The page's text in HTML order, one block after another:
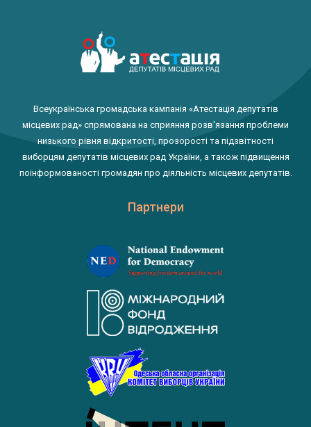
Всеукраїнська громадська кампанія «Атестація депутатів
місцевих рад» спрямована на сприяння розв'язання проблеми
низького рівня відкритості, прозорості та підзвітності
виборцям депутатів місцевих рад України, а також підвищення
поінформованості громадян про діяльність місцевих депутатів.
Партнери